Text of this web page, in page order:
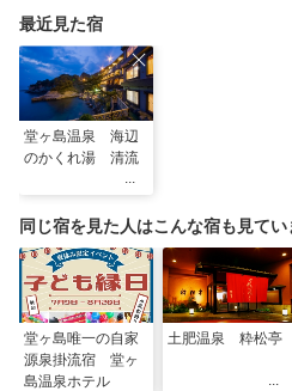
最近見た宿
堂ヶ島温泉 海辺
のかくれ湯 清流
同じ宿を見た人はこんな宿も見てい
堂ヶ島唯一の自家
源泉掛流宿 堂ヶ
島温泉ホテル
土肥温泉 粋松亭